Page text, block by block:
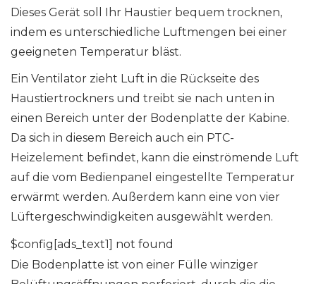
Dieses Gerät soll Ihr Haustier bequem trocknen,
indem es unterschiedliche Luftmengen bei einer
geeigneten Temperatur bläst.
Ein Ventilator zieht Luft in die Rückseite des
Haustiertrockners und treibt sie nach unten in
einen Bereich unter der Bodenplatte der Kabine.
Da sich in diesem Bereich auch ein PTC-
Heizelement befindet, kann die einströmende Luft
auf die vom Bedienpanel eingestellte Temperatur
erwärmt werden. Außerdem kann eine von vier
Lüftergeschwindigkeiten ausgewählt werden.
$config[ads_text1] not found
Die Bodenplatte ist von einer Fülle winziger